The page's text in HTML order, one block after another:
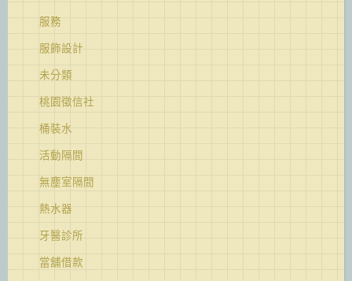
服務
服飾設計
未分類
桃園徵信社
桶裝水
活動隔間
無塵室隔間
熱水器
牙醫診所
當舖借款